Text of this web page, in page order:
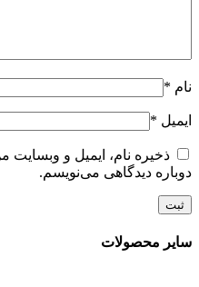
نام *
ایمیل *
ذخیره نام، ایمیل و وبسایت
دوباره دیدگاهی می‌نویسم.
سایر محصولات